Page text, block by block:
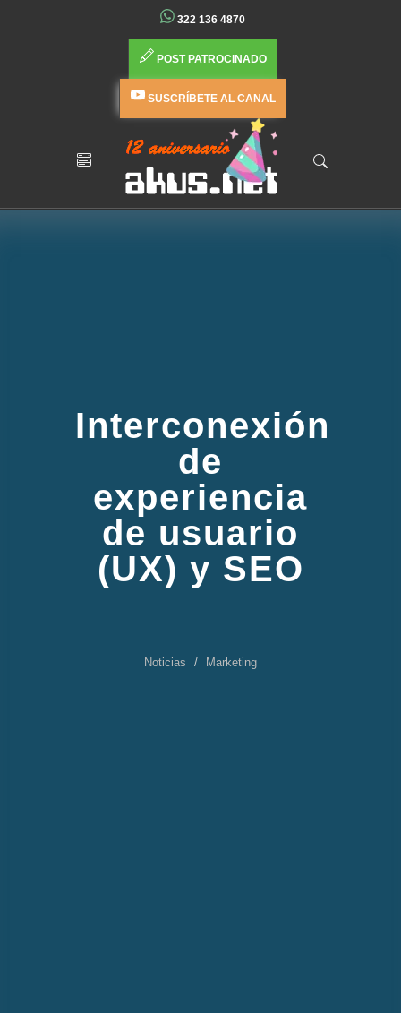
322 136 4870
POST PATROCINADO
SUSCRÍBETE AL CANAL
Interconexión
de
experiencia
de usuario
(UX) y SEO
Noticias Marketing